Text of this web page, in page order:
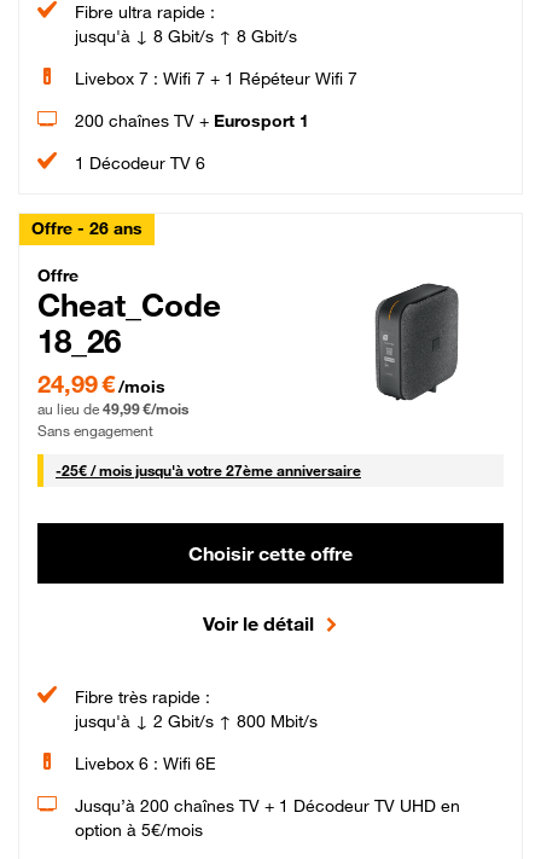
Fibre ultra rapide :
jusqu'à ↓ 8 Gbit/s ↑ 8 Gbit/s
Livebox 7 : Wifi 7 + 1 Répéteur Wifi 7
200 chaînes TV + Eurosport 1
1 Décodeur TV 6
Offre - 26 ans
Cheat_Code Fibre_18_26
Offre
Cheat_Code
18_26
24,99 € par mois pendant 0 mois puis 49,99 € par mois, Sans engagement
24,99 €/mois
au lieu de 49,99 €/mois
Sans engagement
-25€ / mois25 € par mois
jusqu'à votre 27ème anniversaire
Choisir cette offre
Voir le détail
Fibre très rapide :
jusqu'à ↓ 2 Gbit/s ↑ 800 Mbit/s
Livebox 6 : Wifi 6E
Jusqu’à 200 chaînes TV + 1 Décodeur TV UHD en
option à 5€/mois